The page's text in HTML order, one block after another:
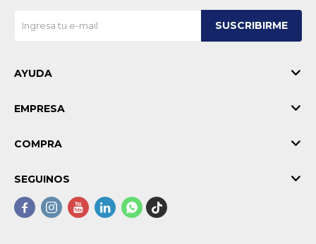
SUSCRIBIRME
AYUDA
EMPRESA
COMPRA
SEGUINOS
    